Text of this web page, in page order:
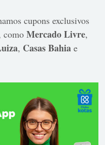
cupons exclusivos
comoMercado Livre,
, Casas Bahia e